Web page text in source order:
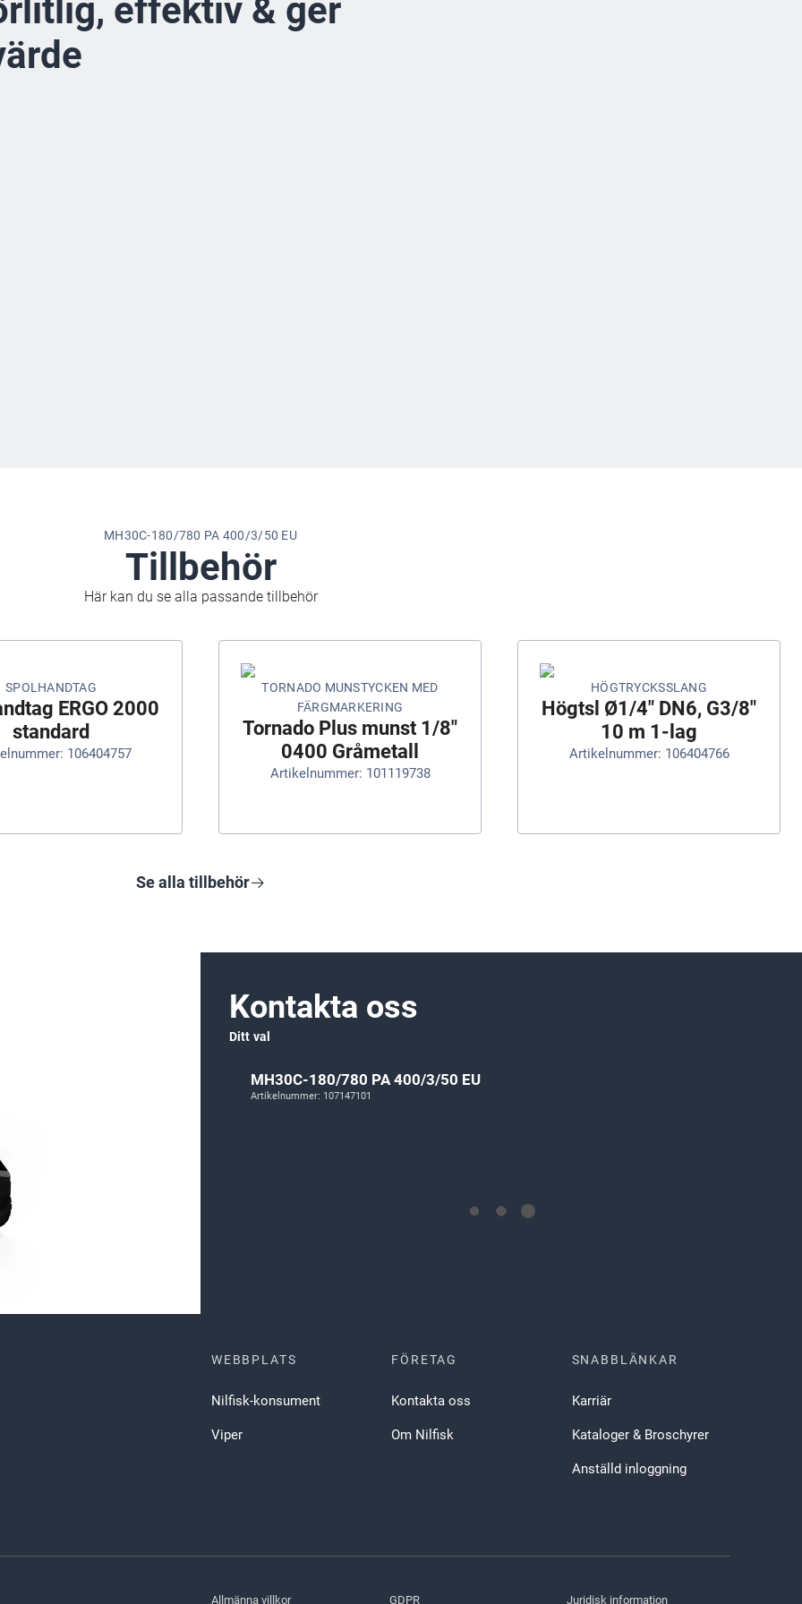
effektiv & ger
MH30C-180/780 PA 400/3/50 EU
Tillbehör
Här kan du se alla passande tillbehör
SPOLHANDTAG
ERGO 2000
standard
106404757
TORNADO MUNSTYCKEN MED
FÄRGMARKERING
Tornado Plus munst 1/8"
0400 Gråmetall
Artikelnummer: 101119738
HÖGTRYCKSSLANG
Högtsl Ø1/4" DN6, G3/8"
10 m 1-lag
Artikelnummer: 106404766
Se alla tillbehör
Kontakta oss
Ditt val
MH30C-180/780 PA 400/3/50 EU
Artikelnummer: 107147101
WEBBPLATS
Nilfisk-konsument
Viper
FÖRETAG
Kontakta oss
Om Nilfisk
SNABBLÄNKAR
Karriär
Kataloger & Broschyrer
Anställd inloggning
Allmänna villkor GDPR Juridisk information